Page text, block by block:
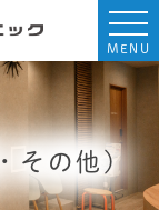
MENU
その他)